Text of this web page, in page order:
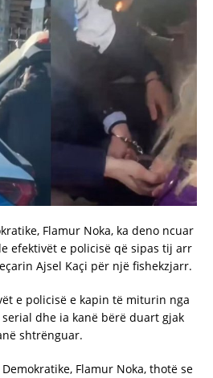
Flamur Noka, ka deno ncuar
efektivët e policisë që sipas tij arr
Ajsel Kaçi për një fishekzjarr.
e policisë e kapin të miturin nga
dhe ia kanë bërë duart gjak
shtrënguar.
Flamur Noka, thotë se